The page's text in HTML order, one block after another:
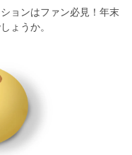
ョンはファン必見！年末
ょうか。